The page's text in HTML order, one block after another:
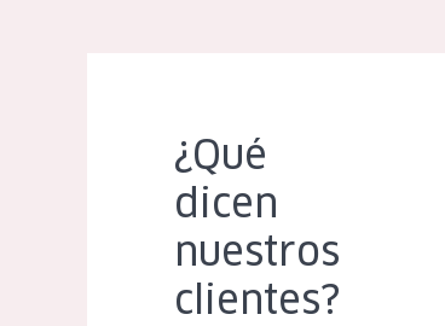
¿Qué
dicen
nuestros
clientes?